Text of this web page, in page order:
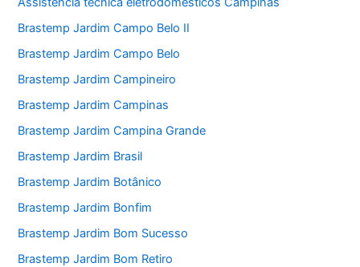
Brastemp Jardim Campo Belo II
Brastemp Jardim Campo Belo
Brastemp Jardim Campineiro
Brastemp Jardim Campinas
Brastemp Jardim Campina Grande
Brastemp Jardim Brasil
Brastemp Jardim Botânico
Brastemp Jardim Bonfim
Brastemp Jardim Bom Sucesso
Brastemp Jardim Bom Retiro